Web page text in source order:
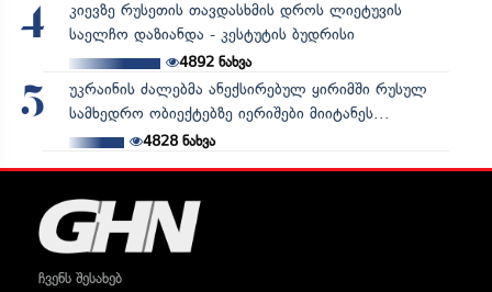
4
კიევზე რუსეთის თავდასხმის დროს ლიეტუვის
საელჩო დაზიანდა - კესტუტის ბუდრისი
4892ნახვა
5
უკრაინის ძალებმა ანექსირებულ ყირიმში რუსულ
სამხედრო ობიექტებზე იერიშები მიიტანეს...
4828ნახვა
ჩვენს შესახებ